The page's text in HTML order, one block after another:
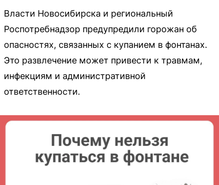
Власти Новосибирска и региональный
Роспотребнадзор предупредили горожан об
опасностях, связанных с купанием в фонтанах.
Это развлечение может привести к травмам,
инфекциям и административной
ответственности.